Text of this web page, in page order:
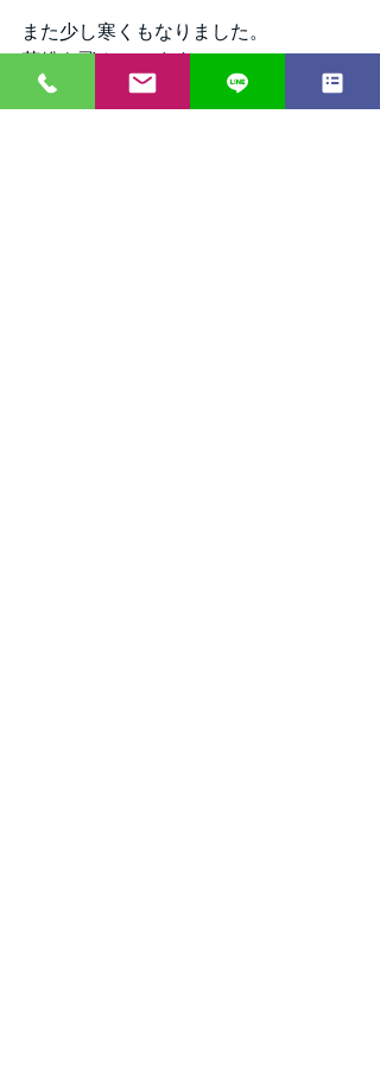
また少し寒くもなりました。
花粉も飛んでいます。
しかし春はもうすぐそこまで来ている
ということですね！